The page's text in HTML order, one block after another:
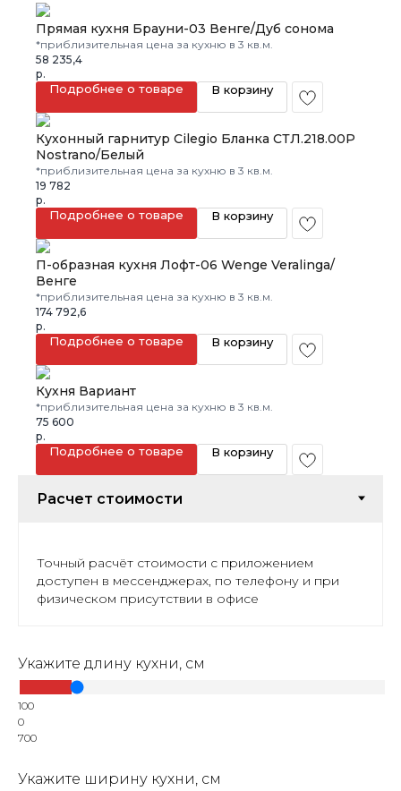
Прямая кухня Брауни-03 Венге/Дуб сонома
*приблизительная цена за кухню в 3 кв.м.
58 235,4
р.
Подробнее о товаре В корзину
Кухонный гарнитур Cilegio Бланка СТЛ.218.00Р
Nostrano/Белый
*приблизительная цена за кухню в 3 кв.м.
19 782
р.
Подробнее о товаре В корзину
П-образная кухня Лофт-06 Wenge Veralinga/
Венге
*приблизительная цена за кухню в 3 кв.м.
174 792,6
р.
Подробнее о товаре В корзину
Кухня Вариант
*приблизительная цена за кухню в 3 кв.м.
75 600
р.
Подробнее о товаре В корзину
Точный расчёт стоимости с приложением
доступен в мессенджерах, по телефону и при
физическом присутствии в офисе
Укажите длину кухни, см
100
0
700
Укажите ширину кухни, см